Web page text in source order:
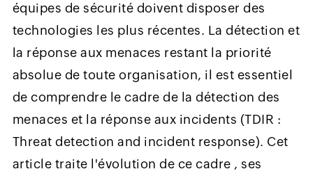
équipes de sécurité doivent disposer des
technologies les plus récentes. La détection et
la réponse aux menaces restant la priorité
absolue de toute organisation, il est essentiel
de comprendre le cadre de la détection des
menaces et la réponse aux incidents (TDIR :
Threat detection and incident response). Cet
article traite l'évolution de ce cadre , ses